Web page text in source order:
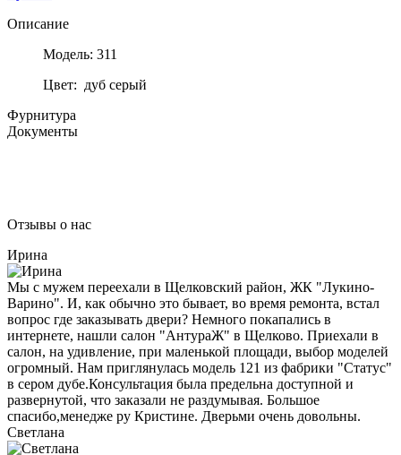
Описание
Модель: 311
Цвет: дуб серый
Фурнитура
Документы
Отзывы о нас
Ирина
Мы с мужем переехали в Щелковский район, ЖК "Лукино-
Варино". И, как обычно это бывает, во время ремонта, встал
вопрос где заказывать двери? Немного покапались в
интернете, нашли салон "АнтураЖ" в Щелково. Приехали в
салон, на удивление, при маленькой площади, выбор моделей
огромный. Нам приглянулась модель 121 из фабрики "Статус"
в сером дубе.Консультация была предельна доступной и
развернутой, что заказали не раздумывая. Большое
спасибо,менедже ру Кристине. Дверьми очень довольны.
Светлана